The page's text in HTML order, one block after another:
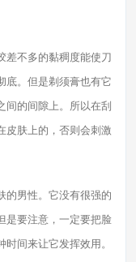
不多的黏稠度能使刀
底。但是剃须膏也有它
的间隙上。所以在刮
皮肤上的，否则会刺激
男性。它没有很强的
是要注意，一定要把脸
间来让它发挥效用。